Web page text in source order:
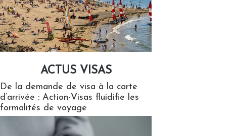
ACTUS VISAS
De la demande de visa à la carte
d’arrivée : Action-Visas fluidifie les
formalités de voyage